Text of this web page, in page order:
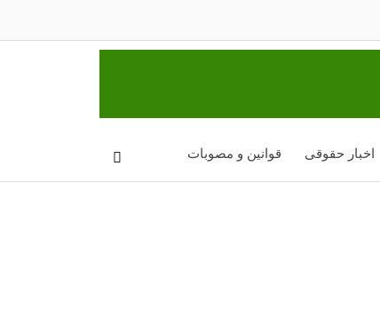
اخبار حقوقی قوانین و مصوبات